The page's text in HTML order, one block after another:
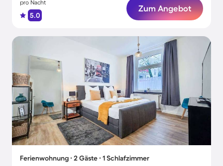
pro Nacht
5.0
Zum Angebot
Ferienwohnung ∙ 2 Gäste ∙ 1 Schlafzimmer